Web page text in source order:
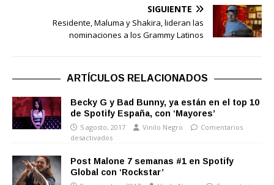
SIGUIENTE
Residente, Maluma y Shakira, lideran las
nominaciones a los Grammy Latinos
ARTÍCULOS RELACIONADOS
Becky G y Bad Bunny, ya están en el top 10
de Spotify España, con ‘Mayores’
5 agosto, 2017 Vinilo Negro
Comentarios
desactivados
Post Malone 7 semanas #1 en Spotify
Global con ‘Rockstar’